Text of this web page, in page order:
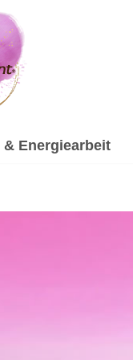
& Energiearbeit
und